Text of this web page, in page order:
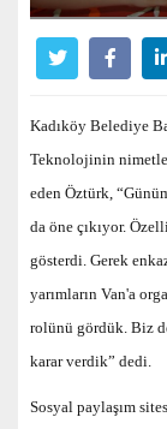
Kadıköy Belediye
Teknolojinin
eden Öztürk,
da öne çıkıyor.
gösterdi. Gerek
yarımların Van'a
rolünü gördük. Biz
karar verdik” dedi.
Sosyal paylaşım